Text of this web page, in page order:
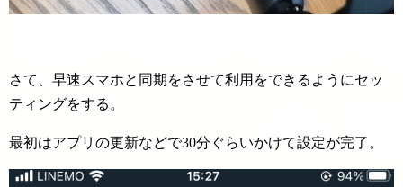
さて、早速スマホと同期をさせて利用をできるようにセッ
ティングをする。
最初はアプリの更新などで30分ぐらいかけて設定が完了。